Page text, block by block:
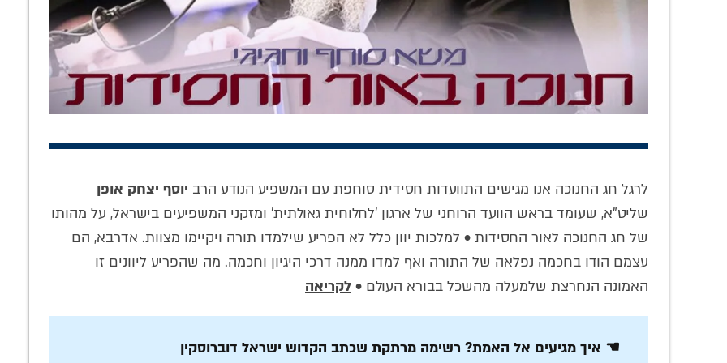
לרגל חג החנוכה אנו מגישים התוועדות חסידית סוחפת עם המשפיע הנודע הרב יוסף יצחק אופן
שליט"א, שעומד בראש הוועד הרוחני של ארגון 'לחלוחית גאולתית' ומזקני המשפיעים בישראל, על מהותו
של חג החנוכה לאור החסידות • למלכות יוון כלל לא הפריע שילמדו תורה ויקיימו מצוות. אדרבא, הם
עצמם הודו בחכמה נפלאה של התורה ואף למדו ממנה דרכי היגיון וחכמה. מה שהפריע ליוונים זו
האמונה הנחרצת שלמעלה מהשכל בבורא העולם • לקריאה
☚ איך מגיעים אל האמת? רשימה מרתקת שכתב הקדוש ישראל דוברוסקין
'איכה' של גאולה:
לברכה? • טור
עַל אֵלֶּה אֲנִי בוֹכִיָּה:
לדיני תשעה באב –
הסוד של בית שני:
לבנות כמו המקדש
הלהיט החסידי של
חסידים כבר רכשו
את סט הספרים
שכבש את
ליובאוויטש
'להתפלל' עם מאמר
היומי: המשא המלא
של הרב שלמה זרחי